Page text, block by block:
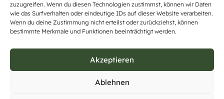
zuzugreifen. Wenn du diesen Technologien zustimmst, können wir Daten
wie das Surfverhalten oder eindeutige IDs auf dieser Website verarbeiten.
Wenn du deine Zustimmung nicht erteilst oder zurückziehst, können
bestimmte Merkmale und Funktionen beeinträchtigt werden.
Akzeptieren
Ablehnen